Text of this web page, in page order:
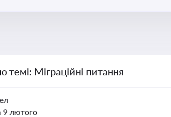
Міграційні питання
9 лютого